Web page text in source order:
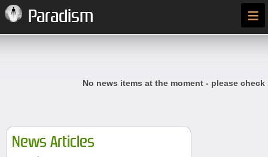
Paradism ≡
No news items at the moment - please
News Articles